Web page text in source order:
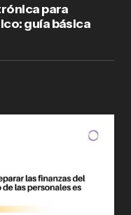
para
guía básica